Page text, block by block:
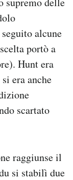
alcune
portò a
Hunt era
era anche
scartato
raggiunse il
si stabilì due